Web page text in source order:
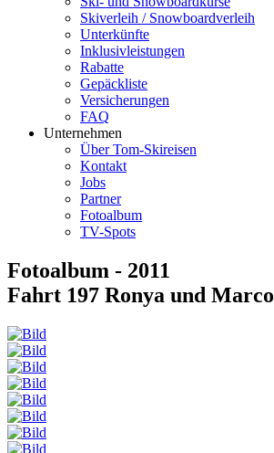
Skiverleih / Snowboardverleih
Unterkünfte
Inklusivleistungen
Rabatte
Gepäckliste
Versicherungen
FAQ
Unternehmen
Über Tom-Skireisen
Kontakt
Jobs
Partner
Fotoalbum
TV-Spots
Fotoalbum - 2011
Fahrt 197 Ronya und Marco